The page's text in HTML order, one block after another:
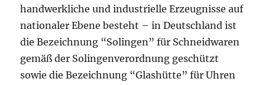
handwerkliche und industrielle Erzeugnisse auf
nationaler Ebene besteht – in Deutschland ist
die Bezeichnung “Solingen” für Schneidwaren
gemäß der Solingenverordnung geschützt
sowie die Bezeichnung “Glashütte” für Uhren